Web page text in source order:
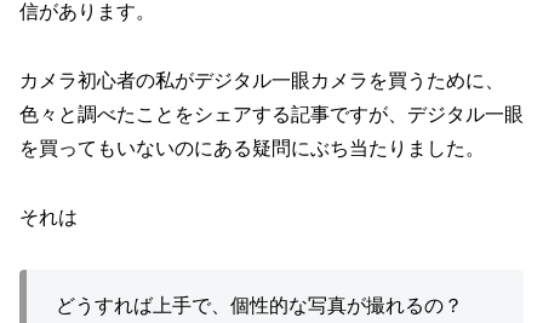
信があります。
カメラ初心者の私がデジタル一眼カメラを買うために、
色々と調べたことをシェアする記事ですが、デジタル一眼
を買ってもいないのにある疑問にぶち当たりました。
それは
どうすれば上手で、個性的な写真が撮れるの？